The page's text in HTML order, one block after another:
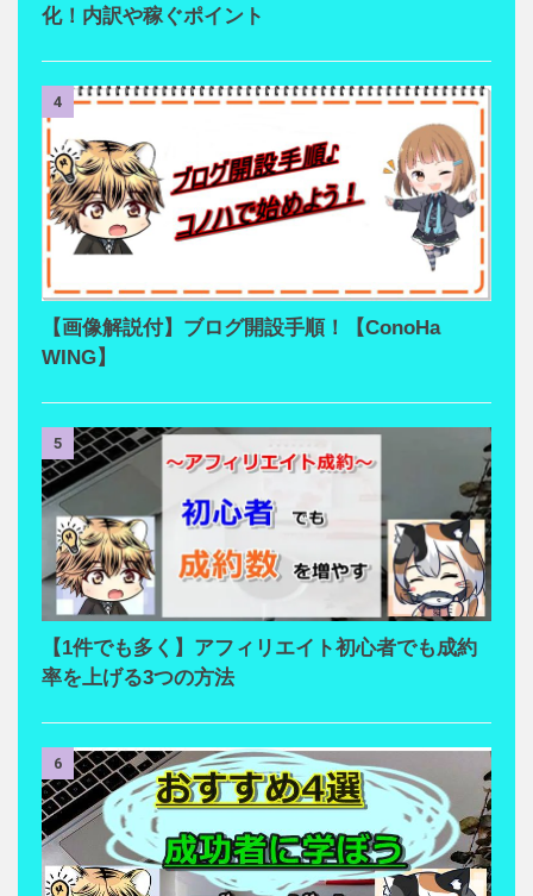
化！内訳や稼ぐポイント
4
【画像解説付】ブログ開設手順！【ConoHa
WING】
5
【1件でも多く】アフィリエイト初心者でも成約
率を上げる3つの方法
6